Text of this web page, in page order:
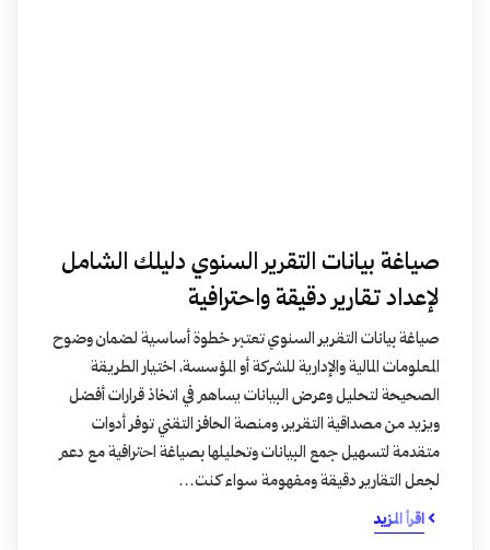
صياغة بيانات التقرير السنوي دليلك الشامل
لإعداد تقارير دقيقة واحترافية
صياغة بيانات التقرير السنوي تعتبر خطوة أساسية لضمان وضوح
المعلومات المالية والإدارية للشركة أو المؤسسة، اختيار الطريقة
الصحيحة لتحليل وعرض البيانات يساهم في اتخاذ قرارات أفضل
ويزيد من مصداقية التقرير، ومنصة الحافز التقني توفر أدوات
متقدمة لتسهيل جمع البيانات وتحليلها بصياغة احترافية مع دعم
لجعل التقارير دقيقة ومفهومة سواء كنت…
اقرأ المزيد